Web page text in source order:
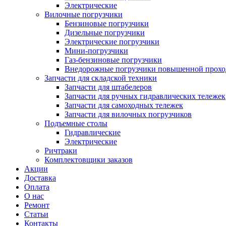
Электрические
Вилочные погрузчики
Бензиновые погрузчики
Дизельные погрузчики
Электрические погрузчики
Мини-погрузчики
Газ-бензиновые погрузчики
Внедорожные погрузчики повышенной
Запчасти для складской техники
Запчасти для штабелеров
Запчасти для ручных гидравлических тележек
Запчасти для самоходных тележек
Запчасти для вилочных погрузчиков
Подъемные столы
Гидравлические
Электрические
Ричтраки
Комплектовщики заказов
Акции
Доставка
Оплата
О нас
Ремонт
Статьи
Контакты